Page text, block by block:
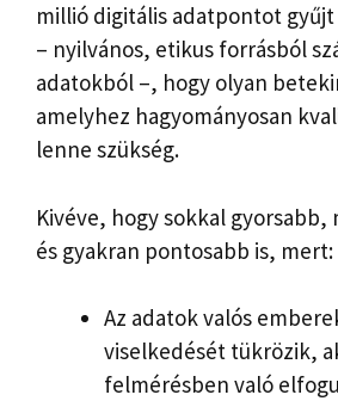
millió digitális adatpontot gyűjt
– nyilvános, etikus forrásból
adatokból –, hogy olyan
amelyhez hagyományosan
lenne szükség.
Kivéve, hogy sokkal
és gyakran pontosabb is, mert:
Az adatok valós
viselkedését tükrözik,
felmérésben való